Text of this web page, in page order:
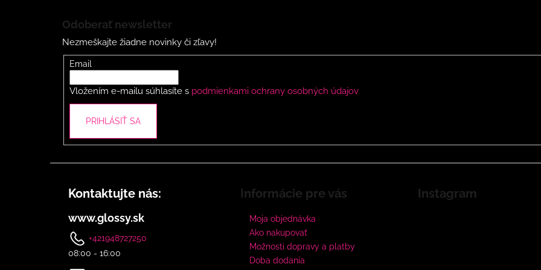
Odoberať newsletter
Nezmeškajte žiadne novinky či zľavy!
Email
Vložením e-mailu súhlasíte s podmienkami ochrany osobných údajov
PRIHLÁSIŤ SA
Kontaktujte nás:
www.glossy.sk
+421948727250
08:00 - 16:00
Informácie pre vás
Moja objednávka
Ako nakupovať
Možnosti dopravy a platby
Doba dodania
Instagram